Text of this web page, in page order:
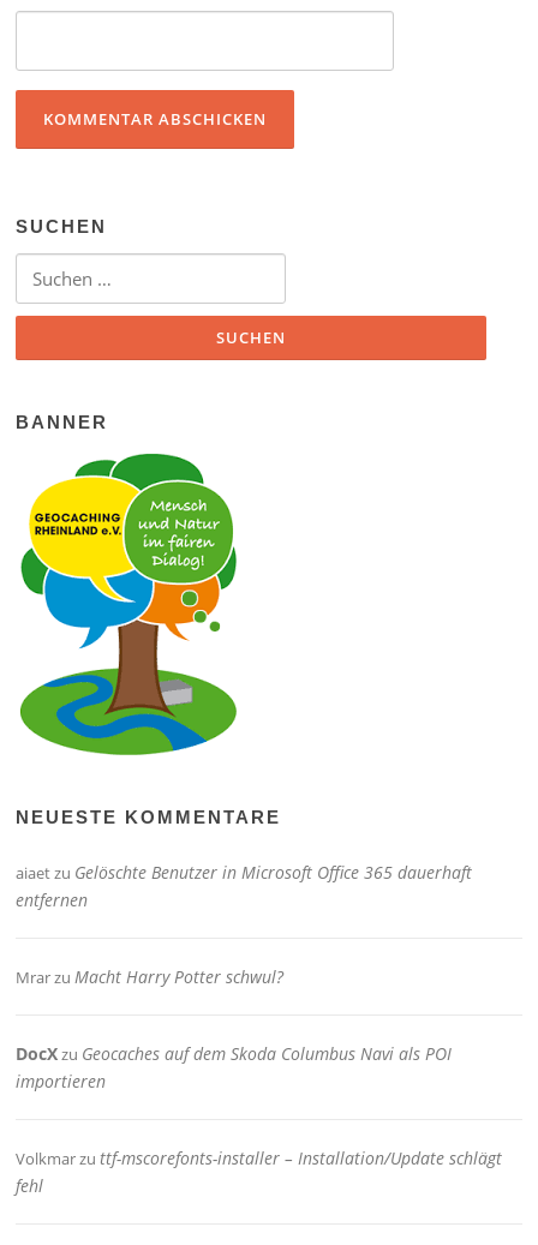
SUCHEN
Suchen nach:
BANNER
NEUESTE KOMMENTARE
aiaetzu Gelöschte Benutzer in Microsoft Office 365 dauerhaft
entfernen
Mrarzu Macht Harry Potter schwul?
DocXzu Geocaches auf dem Skoda Columbus Navi als POI
importieren
Volkmarzuttf-mscorefonts-installer – Installation/Update schlägt
fehl